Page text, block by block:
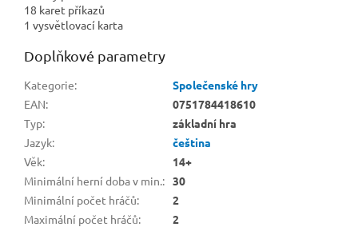
18 karet příkazů
1 vysvětlovací karta
Doplňkové parametry
Kategorie:
Společenské hry
EAN:
0751784418610
Typ:
základní hra
Jazyk:
čeština
Věk:
14+
Minimální herní doba v min.: 30
Minimální počet hráčů:
2
Maximální počet hráčů: 2